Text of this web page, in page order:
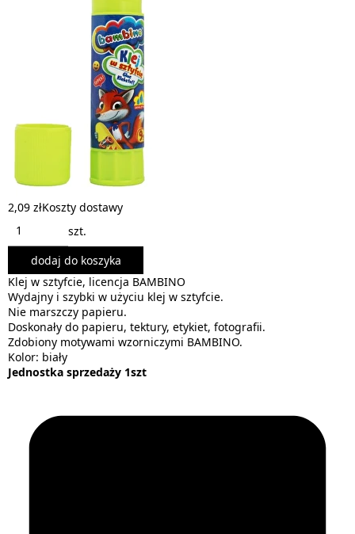
2,09 złKoszty dostawy
szt.
dodaj do koszyka
Klej w sztyfcie, licencja BAMBINO
Wydajny i szybki w użyciu klej w sztyfcie.
Nie marszczy papieru.
Doskonały do papieru, tektury, etykiet, fotografii.
Zdobiony motywami wzorniczymi BAMBINO.
Kolor: biały
Jednostka sprzedaży 1szt